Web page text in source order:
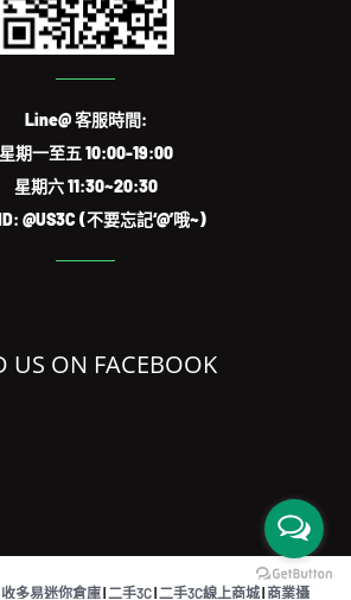
Line@ 客服時間:
星期一至五 10:00-19:00
星期六 11:30~20:30
@US3C (不要忘記‘@’哦~)
US ON FACEBOOK
收多易迷你倉庫|二手3C|二手3C線上商城|商業攝